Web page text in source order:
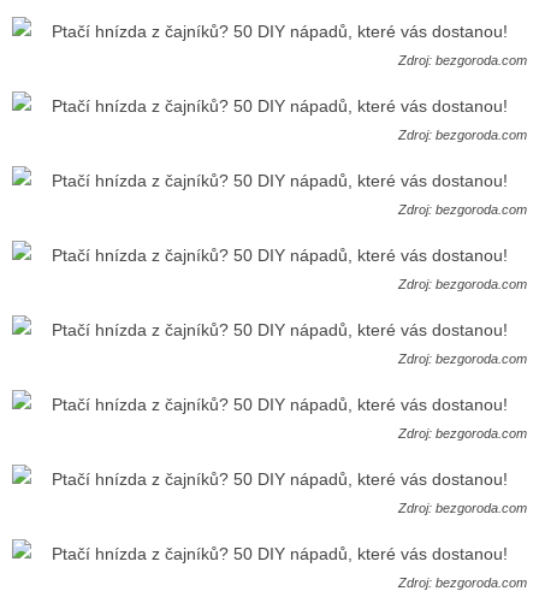
Zdroj: bezgoroda.com
Zdroj: bezgoroda.com
Zdroj: bezgoroda.com
Zdroj: bezgoroda.com
Zdroj: bezgoroda.com
Zdroj: bezgoroda.com
Zdroj: bezgoroda.com
Zdroj: bezgoroda.com